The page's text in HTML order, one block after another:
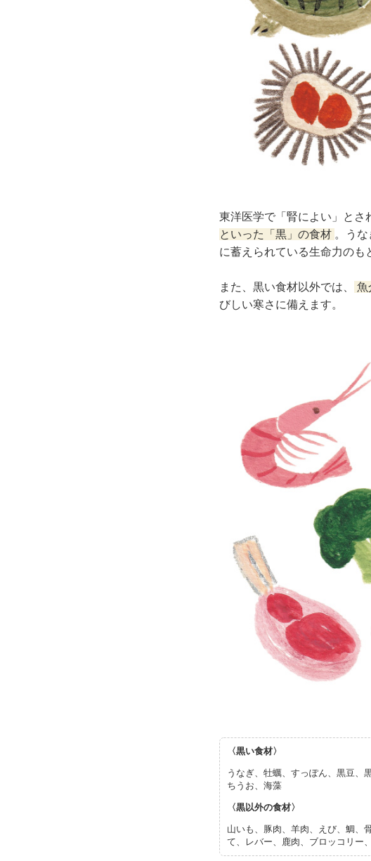
東洋医学で「腎によい」とさ
といった「黒」の食材 。う
に蓄えられている生命力のも
また、黒い食材以外では、 魚
びしい寒さに備えます。
〈黒い食材〉
うなぎ、牡蠣、すっぽん、黒豆、
ちうお、海藻
〈黒以外の食材〉
山いも、豚肉、羊肉、えび、鯛、
て、レバー、鹿肉、ブロッコリー